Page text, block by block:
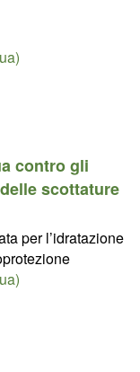
contro gli
scottature
per l’idratazione